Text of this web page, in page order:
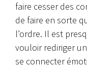
faire cesser des
de faire en sorte
l’ordre. Il est
vouloir rediriger
se connecter